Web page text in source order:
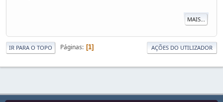
MAIS...
IR PARA O TOPO Páginas 1 AÇÕES DO UTILIZADOR